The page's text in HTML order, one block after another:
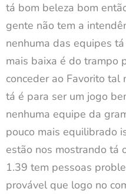
tá bom beleza bom
gente não tem a
nenhuma das equipes
mais baixa é do trampo
conceder ao Favorito
tá é para ser um jogo
nenhuma equipe da
pouco mais equilibrado
estão nos mostrando tá
1.39 tem pessoas
provável que logo no